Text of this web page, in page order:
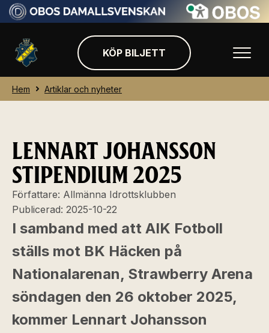
KÖP BILJETT
Hem Artiklar och nyheter
LENNART JOHANSSON
STIPENDIUM 2025
Författare: Allmänna Idrottsklubben
Publicerad: 2025-10-22
I samband med att AIK Fotboll
ställs mot BK Häcken på
Nationalarenan, Strawberry Arena
söndagen den 26 oktober 2025,
kommer Lennart Johansson